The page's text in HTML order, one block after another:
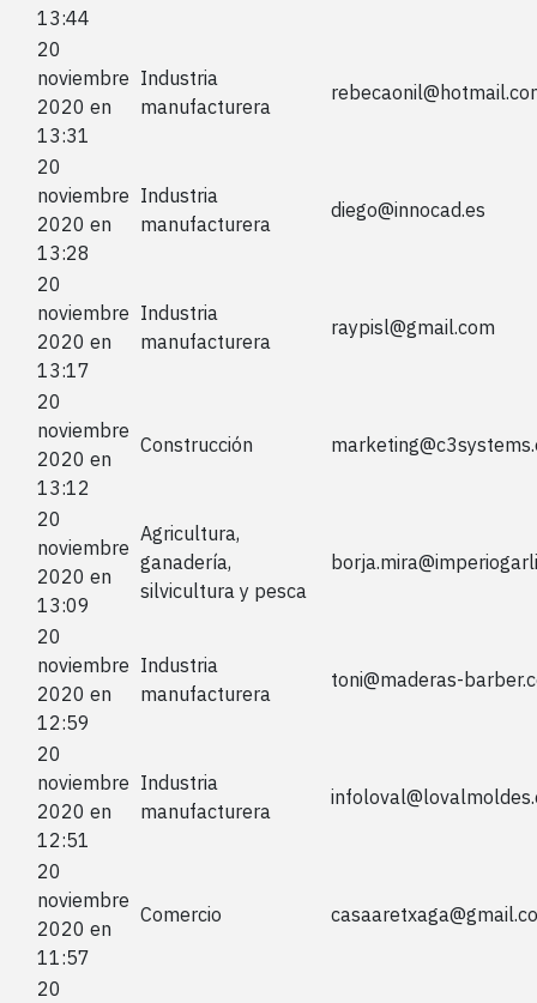
13:44
20
noviembre
2020 en
13:31
Industria
manufacturera
20
noviembre
2020 en
13:28
Industria
manufacturera
diego@innocad.es
20
noviembre
2020 en
13:17
Industria
manufacturera
raypisl@gmail.com
20
noviembre
2020 en
13:12
Construcción
20
noviembre
2020 en
13:09
Agricultura,
ganadería,
silvicultura y pesca
20
noviembre
2020 en
12:59
Industria
manufacturera
toni@maderas-
20
noviembre
2020 en
12:51
Industria
manufacturera
20
noviembre
2020 en
11:57
Comercio
20